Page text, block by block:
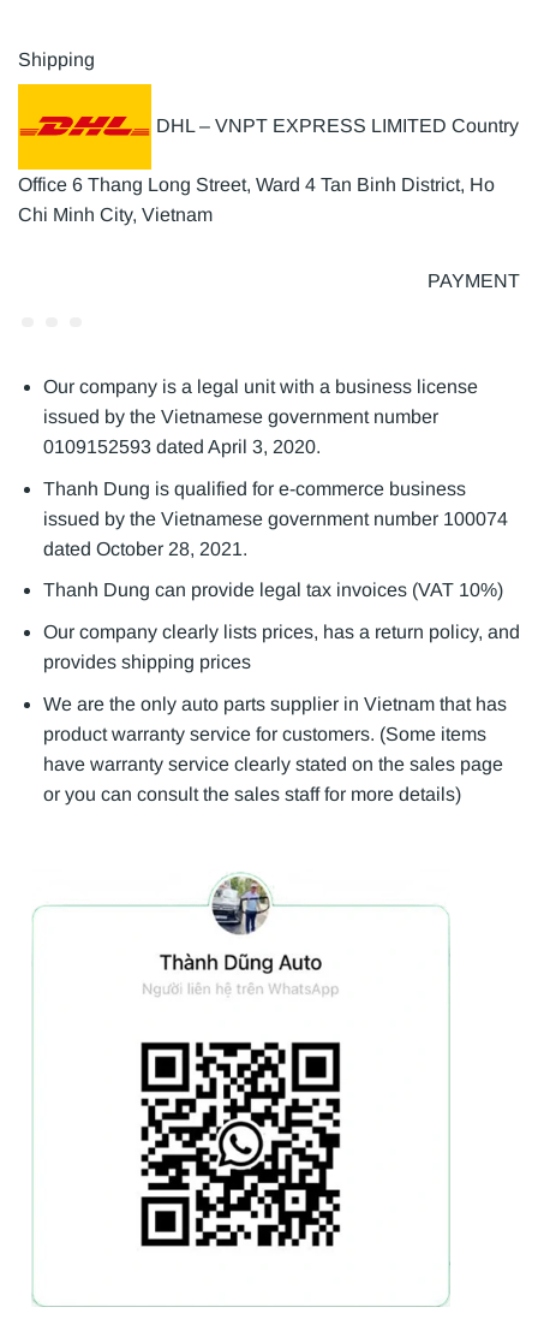
Shipping
DHL – VNPT EXPRESS LIMITED Country
Office 6 Thang Long Street, Ward 4 Tan Binh District, Ho
Chi Minh City, Vietnam
PAYMENT
Our company is a legal unit with a business license
issued by the Vietnamese government number
0109152593 dated April 3, 2020.
Thanh Dung is qualified for e-commerce business
issued by the Vietnamese government number 100074
dated October 28, 2021.
Thanh Dung can provide legal tax invoices (VAT 10%)
Our company clearly lists prices, has a return policy, and
provides shipping prices
We are the only auto parts supplier in Vietnam that has
product warranty service for customers. (Some items
have warranty service clearly stated on the sales page
or you can consult the sales staff for more details)